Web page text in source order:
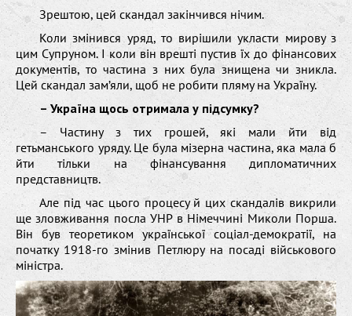
Зрештою, цей скандал закінчився нічим.
Коли змінився уряд, то вирішили укласти мирову з
цим Супруном. І коли він врешті пустив їх до фінансових
документів, то частина з них була знищена чи зникла.
Цей скандал зам’яли, щоб не робити пляму на Україну.
– Україна щось отримала у підсумку?
– Частину з тих грошей, які мали йти від
гетьманського уряду. Це була мізерна частина, яка мала б
йти тільки на фінансування дипломатичних
представництв.
Але під час цього процесу й цих скандалів викрили
ще зловживання посла УНР в Німеччині Миколи Порша.
Він був теоретиком української соціал-демократії, на
початку 1918-го змінив Петлюру на посаді військового
міністра.